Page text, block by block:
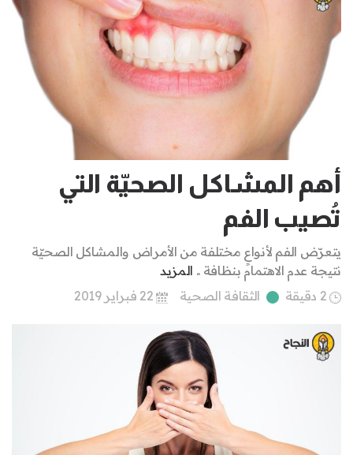
أهم المشاكل الصحيّة التي
تُصيب الفم
يتعرّض الفم لأنواعٍ مختلفة من الأمراض والمشاكل الصحيّة
نتيجة عدم الاهتمام بنظافة .. المزيد
2 دقيقة
الثقافة الصحية 22 فبراير 2019